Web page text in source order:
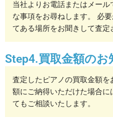
当社よりお電話またはメー
な事項をお尋ねします。 必
てある場所をお聞きして査定
Step4.買取金額のお
査定したピアノの買取金額
額にご納得いただけた場合
てもご相談いたします。